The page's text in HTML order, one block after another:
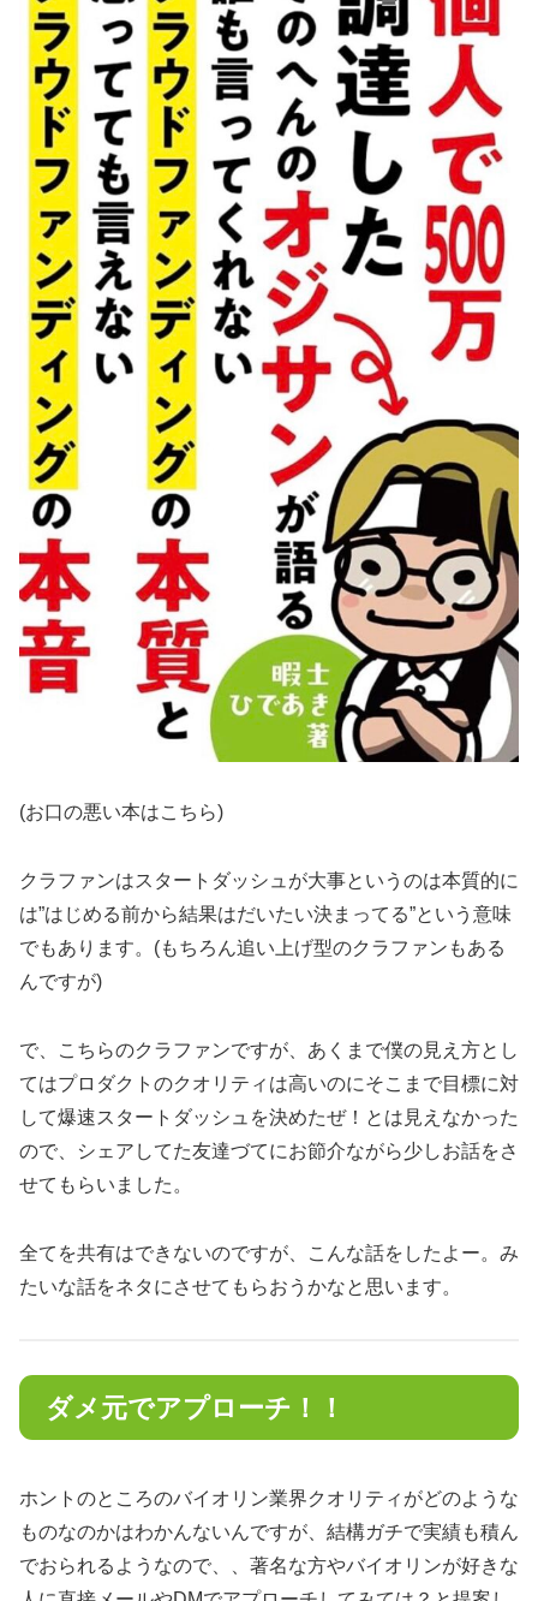
(お口の悪い本はこちら)
クラファンはスタートダッシュが大事というのは本質的に
は”はじめる前から結果はだいたい決まってる”という意味
でもあります。(もちろん追い上げ型のクラファンもある
んですが)
で、こちらのクラファンですが、あくまで僕の見え方とし
てはプロダクトのクオリティは高いのにそこまで目標に対
して爆速スタートダッシュを決めたぜ！とは見えなかった
ので、シェアしてた友達づてにお節介ながら少しお話をさ
せてもらいました。
全てを共有はできないのですが、こんな話をしたよー。み
たいな話をネタにさせてもらおうかなと思います。
ダメ元でアプローチ！！
ホントのところのバイオリン業界クオリティがどのような
ものなのかはわかんないんですが、結構ガチで実績も積ん
でおられるようなので、、著名な方やバイオリンが好きな